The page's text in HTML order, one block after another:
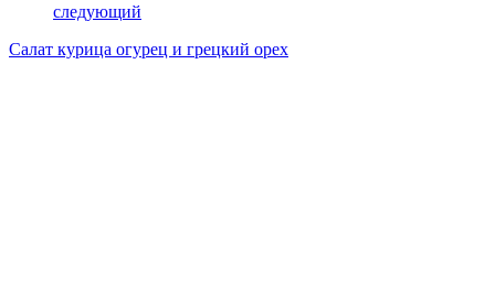
следующий
Салат курица огурец и грецкий орех